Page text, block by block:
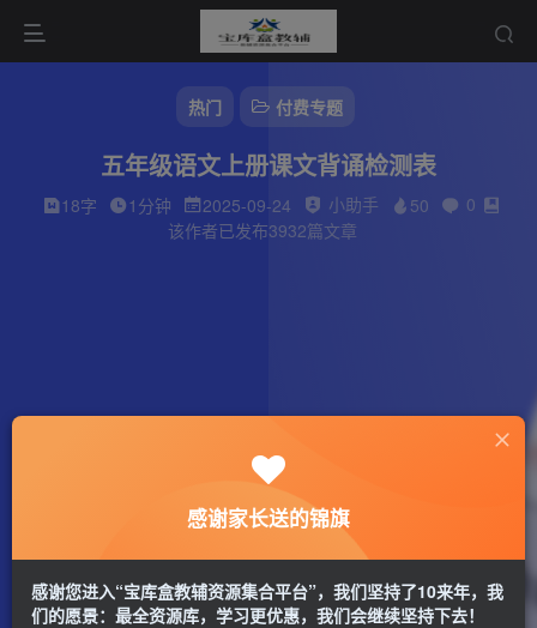
热门 付费专题
五年级语文上册课文背诵检测表
18字 1分钟 2025-09-24 小助手 50
0
该作者已发布3932篇文章
感谢家长送的锦旗
感谢您进入“宝库盒教辅资源集合平台”，我们坚持了10来年，我
们的愿景：最全资源库，学习更优惠，我们会继续坚持下去！